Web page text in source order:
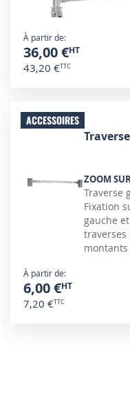
À partir de
36,00 €
43,20 €
ACCESSOIRES
ZOOM
Traverse
Fixation
gauche
traverses
À partir de
6,00 €
7,20 €